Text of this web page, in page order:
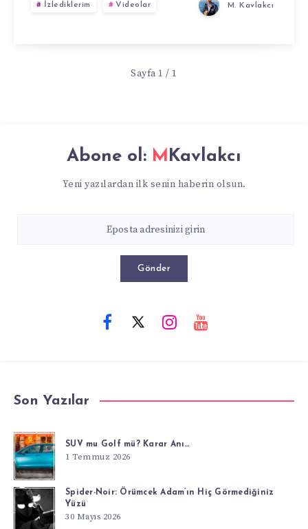
İzlediklerim Videolar M. Kavlakcı
Sayfa 1 / 1
Abone ol: MKavlakcı
Yeni yazılardan ilk senin haberin olsun.
Gönder
Son Yazılar
SUV mu Golf mü? Karar Anı…
1 Temmuz 2026
Spider-Noir: Örümcek Adam’ın Hiç Görmediğiniz
Yüzü
30 Mayıs 2026